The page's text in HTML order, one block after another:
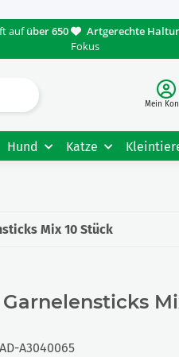
aufüber 650
Artgerechte
Fokus
Mein
Hund Katze
Mix 10 Stück
AD-A3040065